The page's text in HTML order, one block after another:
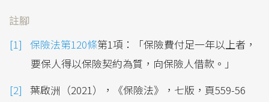
註腳
保險法第120條第1項：「保險費付足一年以上者，
要保人得以保險契約為質，向保險人借款。」
葉啟洲（2021），《保險法》，七版，頁559-56